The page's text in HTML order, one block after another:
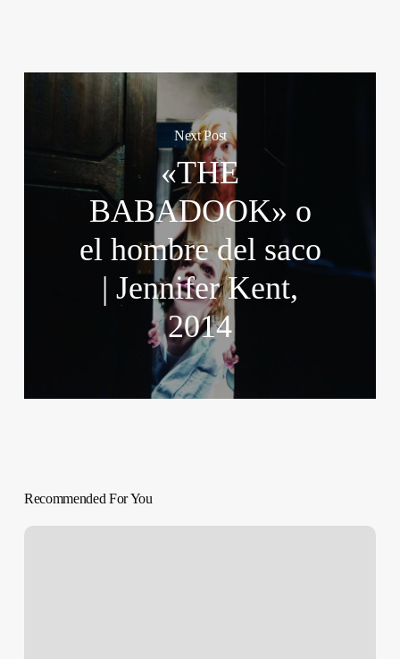
Next Post
«THE
BABADOOK» o
el hombre del saco
| Jennifer Kent,
2014
Recommended For You
Menos